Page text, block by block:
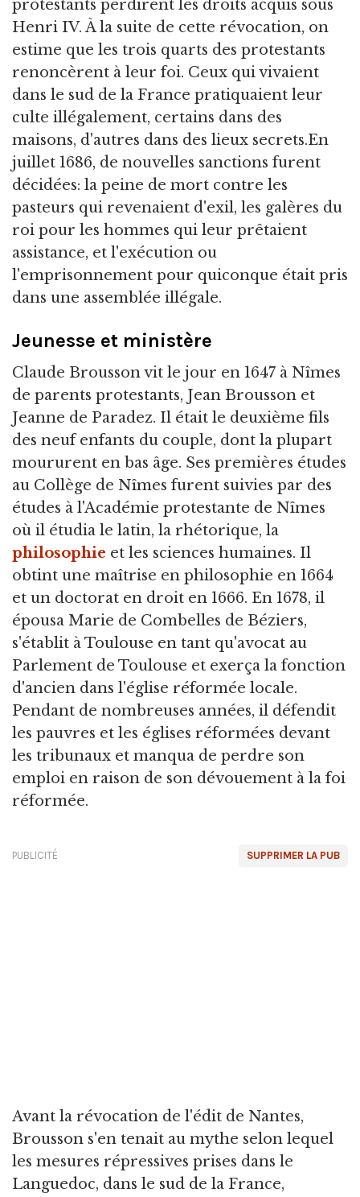
protestants perdirent les droits acquis sous
Henri IV. À la suite de cette révocation, on
estime que les trois quarts des protestants
renoncèrent à leur foi. Ceux qui vivaient
dans le sud de la France pratiquaient leur
culte illégalement, certains dans des
maisons, d'autres dans des lieux secrets.En
juillet 1686, de nouvelles sanctions furent
décidées: la peine de mort contre les
pasteurs qui revenaient d'exil, les galères du
roi pour les hommes qui leur prêtaient
assistance, et l'exécution ou
l'emprisonnement pour quiconque était pris
dans une assemblée illégale.
Jeunesse et ministère
Claude Brousson vit le jour en 1647 à Nîmes
de parents protestants, Jean Brousson et
Jeanne de Paradez. Il était le deuxième fils
des neuf enfants du couple, dont la plupart
moururent en bas âge. Ses premières études
au Collège de Nîmes furent suivies par des
études à l'Académie protestante de Nîmes
où il étudia le latin, la rhétorique, la
philosophie et les sciences humaines. Il
obtint une maîtrise en philosophie en 1664
et un doctorat en droit en 1666. En 1678, il
épousa Marie de Combelles de Béziers,
s'établit à Toulouse en tant qu'avocat au
Parlement de Toulouse et exerça la fonction
d'ancien dans l'église réformée locale.
Pendant de nombreuses années, il défendit
les pauvres et les églises réformées devant
les tribunaux et manqua de perdre son
emploi en raison de son dévouement à la foi
réformée.
SUPPRIMER LA PUB
PUBLICITÉ
Avant la révocation de l'édit de Nantes,
Brousson s'en tenait au mythe selon lequel
les mesures répressives prises dans le
Languedoc, dans le sud de la France,